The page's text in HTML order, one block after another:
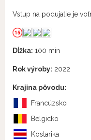
Vstup na podujatie je
Dĺžka: 100 min
Rok výroby: 2022
Krajina pôvodu:
Francúzsko
Belgicko
Kostarika